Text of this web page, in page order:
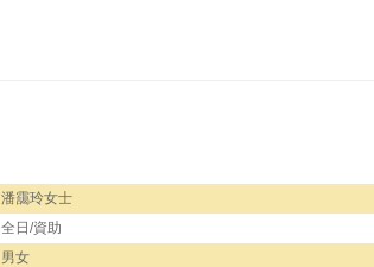
潘靄玲女士
全日/資助
男女